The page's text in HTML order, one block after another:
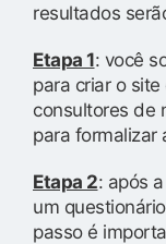
resultados
Etapa 1: você
para criar o
consultores de
para formalizar
Etapa 2: após
um
passo é